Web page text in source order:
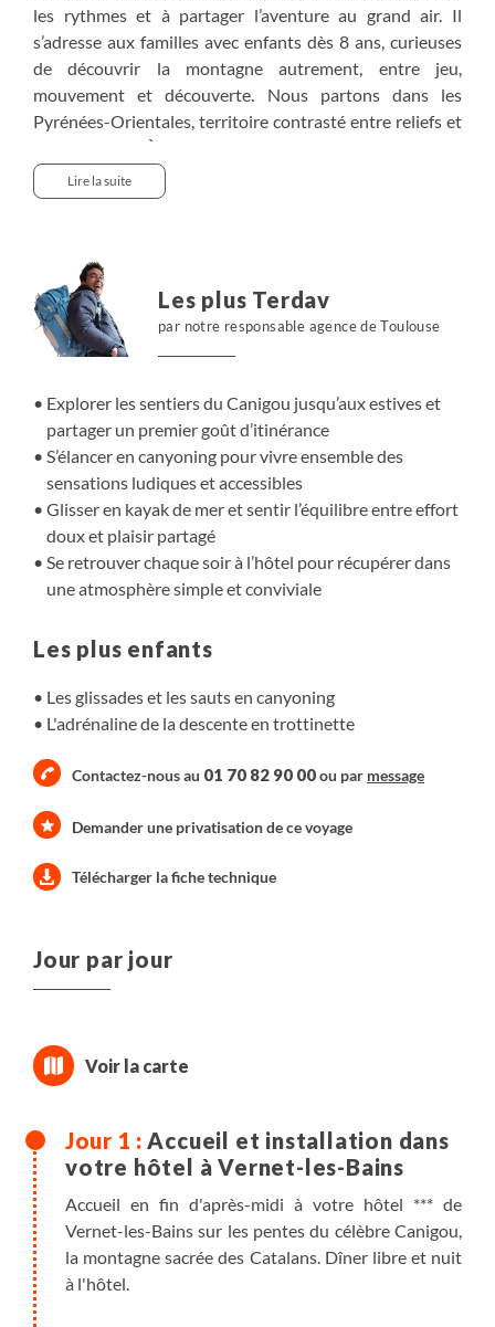
les rythmes et à partager l’aventure au grand air. Il
s’adresse aux familles avec enfants dès 8 ans, curieuses
de découvrir la montagne autrement, entre jeu,
mouvement et découverte. Nous partons dans les
Pyrénées-Orientales, territoire contrasté entre reliefs et
Méditerranée. À pied, nous marchons vers des cascades
nichées en altitude et cheminons au pied du Canigou
jusqu’aux estives. L’élan se poursuit en via ferrata et en
de tempo avec 12 km de descente en trottinette tout
terrain. Chaque journée alterne action et respiration. Le
soir, nous retrouvons le confort d’un hôtel trois étoiles,
propice au repos, aux échanges et à une vraie
Lire la suite
Les plus Terdav
par notre responsable agence de Toulouse
Explorer les sentiers du Canigou jusqu’aux estives et
partager un premier goût d’itinérance
S’élancer en canyoning pour vivre ensemble des
sensations ludiques et accessibles
Glisser en kayak de mer et sentir l’équilibre entre effort
doux et plaisir partagé
Se retrouver chaque soir à l’hôtel pour récupérer dans
une atmosphère simple et conviviale
Les plus enfants
Les glissades et les sauts en canyoning
L'adrénaline de la descente en trottinette
Contactez-nous au 01 70 82 90 00ou par message
Demander une privatisation de ce voyage
Télécharger la fiche technique
Jour par jour
Accueil et installation dans
votre hôtel à Vernet-les-Bains
Accueil en fin d'après-midi à votre hôtel *** de
Vernet-les-Bains sur les pentes du célèbre Canigou,
la montagne sacrée des Catalans. Dîner libre et nuit
à l'hôtel.